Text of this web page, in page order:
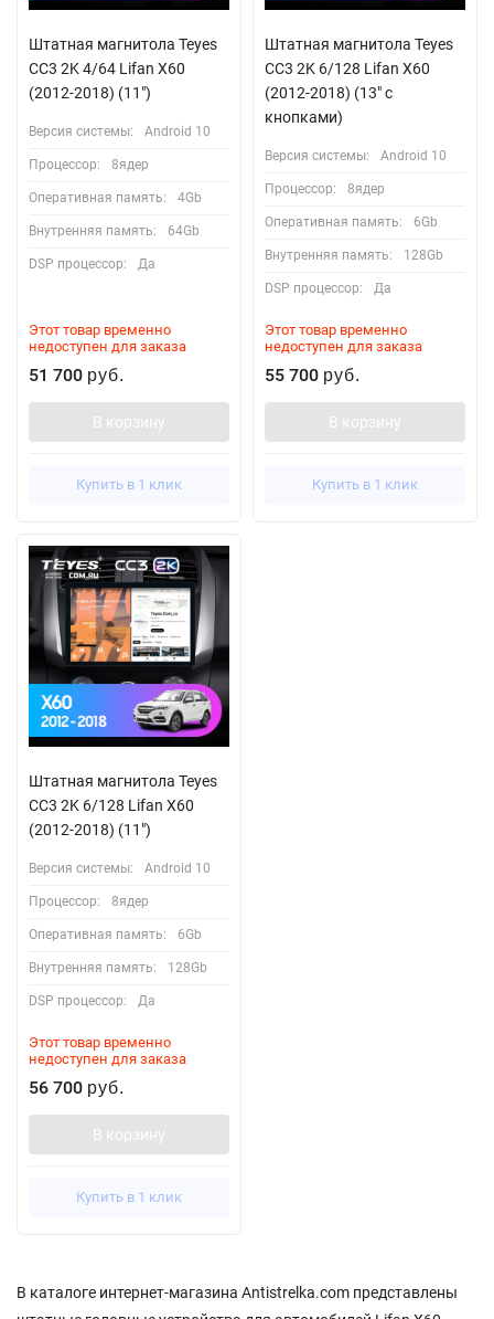
Штатная магнитола Teyes
CC3 2K 4/64 Lifan X60
(2012-2018) (11")
Версия системы: Android 10
Процессор: 8ядер
Оперативная память: 4Gb
Внутренняя память: 64Gb
DSP процессор: Да
Этот товар временно
недоступен для заказа
51 700 руб.
В корзину
Купить в 1 клик
Штатная магнитола Teyes
CC3 2K 6/128 Lifan X60
(2012-2018) (13" с
кнопками)
Версия системы: Android 10
Процессор: 8ядер
Оперативная память: 6Gb
Внутренняя память: 128Gb
DSP процессор: Да
Этот товар временно
недоступен для заказа
55 700 руб.
В корзину
Купить в 1 клик
Штатная магнитола Teyes
CC3 2K 6/128 Lifan X60
(2012-2018) (11")
Версия системы: Android 10
Процессор: 8ядер
Оперативная память: 6Gb
Внутренняя память: 128Gb
DSP процессор: Да
Этот товар временно
недоступен для заказа
56 700 руб.
В корзину
Купить в 1 клик
В каталоге интернет-магазина Antistrelka.com представлены